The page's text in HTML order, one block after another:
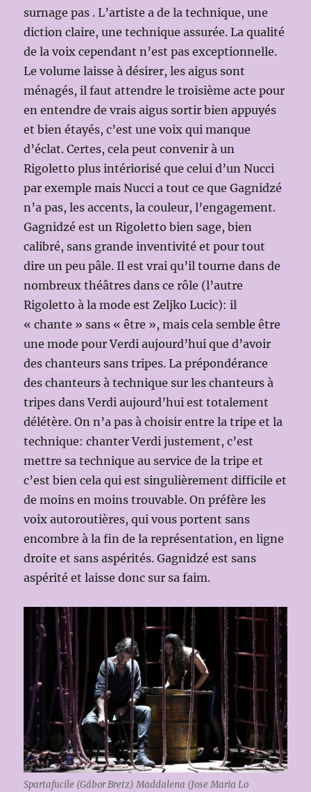
surnage pas . L’artiste a de la technique, une
diction claire, une technique assurée. La qualité
de la voix cependant n’est pas exceptionnelle.
Le volume laisse à désirer, les aigus sont
ménagés, il faut attendre le troisième acte pour
en entendre de vrais aigus sortir bien appuyés
et bien étayés, c’est une voix qui manque
d’éclat. Certes, cela peut convenir à un
Rigoletto plus intériorisé que celui d’un Nucci
par exemple mais Nucci a tout ce que Gagnidzé
n’a pas, les accents, la couleur, l’engagement.
Gagnidzé est un Rigoletto bien sage, bien
calibré, sans grande inventivité et pour tout
dire un peu pâle. Il est vrai qu’il tourne dans de
nombreux théâtres dans ce rôle (l’autre
Rigoletto à la mode est Zeljko Lucic): il
« chante » sans « être », mais cela semble être
une mode pour Verdi aujourd’hui que d’avoir
des chanteurs sans tripes. La prépondérance
des chanteurs à technique sur les chanteurs à
tripes dans Verdi aujourd’hui est totalement
délétère. On n’a pas à choisir entre la tripe et la
technique: chanter Verdi justement, c’est
mettre sa technique au service de la tripe et
c’est bien cela qui est singulièrement difficile et
de moins en moins trouvable. On préfère les
voix autoroutières, qui vous portent sans
encombre à la fin de la représentation, en ligne
droite et sans aspérités. Gagnidzé est sans
aspérité et laisse donc sur sa faim.
Spartafucile (Gábor Bretz) Maddalena (Jose Maria Lo